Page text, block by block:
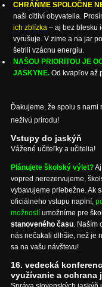
CHRÁŇME SPOLOČNE
naši citliví obyvatelia.
ich zblízka – aj bez blesku
vyrušuje. V zime a na jar
šetrili vzácnu energiu.
NAŠOU PRIORITOU JE
JASKYNE. Od kvapľov až
Ďakujeme, že spolu s nami
neživú prírodu!
Vstupy do jaskýň
Vážené učiteľky a učitelia!
Plánujete školský výlet?
vopred nerezervujeme,
vybavujeme priebežne. Ak
oficiálneho vstupu naplní,
možností umožníme pre
stanoveného času. Naším
nás nečakali dlhšie, než je
sa na vašu návštevu!
16. vedecká
využívanie a ochrana